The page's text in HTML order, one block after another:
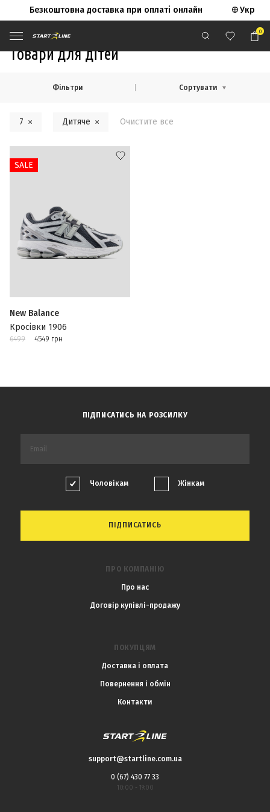
Безкоштовна доставка при оплаті онлайн Укр
0
Товари для дітей
Фільтри Сортувати
7 Дитяче Очистите все
SALE
New Balance
Кросівки 1906
6499 4549 грн
ПІДПИСАТИСЬ НА РОЗСИЛКУ
Чоловікам Жінкам
ПІДПИСАТИСЬ
ПРО КОМПАНІЮ
Про нас
Договір купівлі-продажу
ПОКУПЦЯМ
Доставка і оплата
Повернення і обмін
Контакти
support@startline.com.ua
0 (67) 430 77 33
10:00 - 19:00